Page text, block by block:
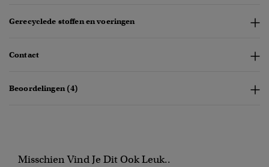
Gerecyclede stoffen en voeringen
Contact
Beoordelingen (4)
Misschien Vind Je Dit Ook Leuk..